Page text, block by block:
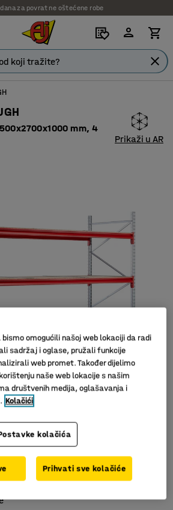
za povrat ne oštećene robe
mm, 4
Prikaži u AR
omogućili našoj web lokaciji da radi
sadržaj i oglase, pružali funkcije
web promet. Također dijelimo
naše web lokacije s našim
društvenih medija, oglašavanja i
Kolačići
kolačića
Prihvati sve kolačiće